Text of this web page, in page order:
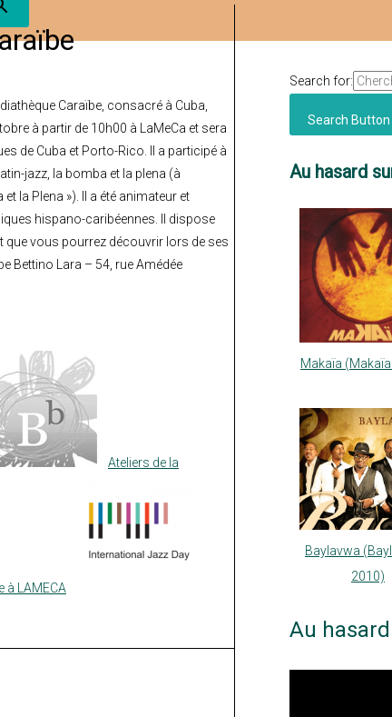
Caraïbe , consacré à Cuba,
à partir de 10h00 à LaMeCa et sera
de Cuba et Porto-Rico. Il a participé à
jazz, la bomba et la plena (à
la Plena »). Il a été animateur et
hispano-caribéennes. Il dispose
que vous pourrez découvrir lors de ses
Bettino Lara – 54, rue Amédée
Ateliers de la
à LAMECA
Search for:
Search Button
Au hasard
Makaïa
Baylavwa
2010)
Au